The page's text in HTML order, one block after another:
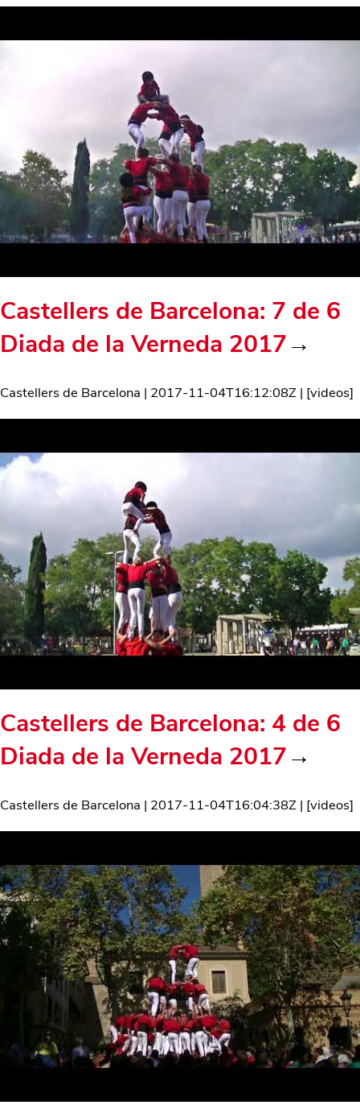
Castellers de Barcelona: 7 de 6
Diada de la Verneda 2017→
Castellers de Barcelona | 2017-11-04T16:12:08Z | [videos]
Castellers de Barcelona: 4 de 6
Diada de la Verneda 2017→
Castellers de Barcelona | 2017-11-04T16:04:38Z | [videos]